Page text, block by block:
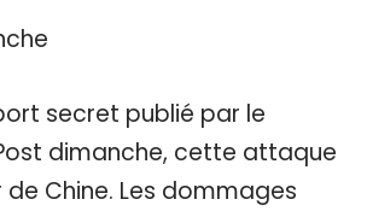
secret publié par le
dimanche, cette attaque
Chine. Les dommages